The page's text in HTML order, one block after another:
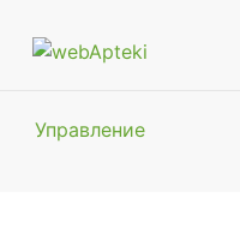
УправлениеМы будем